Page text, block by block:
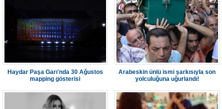
Haydar Paşa Garı'nda 30 Ağustos
mapping gösterisi
Arabeskin ünlü ismi şarkısıyla son
yolculuğuna uğurlandı!